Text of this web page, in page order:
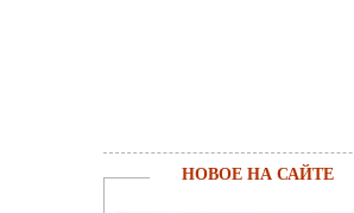
НОВОЕ НА САЙТЕ